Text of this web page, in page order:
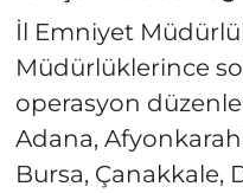
İl Emniyet
Müdürlüklerince
operasyon
Adana,
Bursa, Çanakkale,